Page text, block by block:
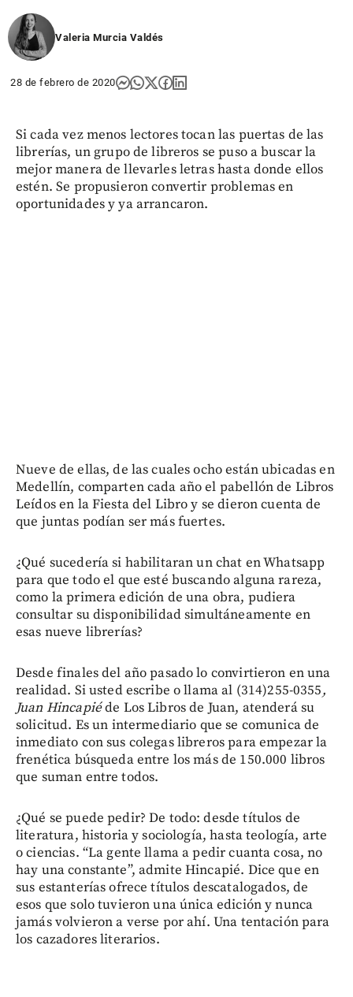
Valeria Murcia Valdés
28 de febrero de 2020
Si cada vez menos lectores tocan las puertas de las
librerías, un grupo de libreros se puso a buscar la
mejor manera de llevarles letras hasta donde ellos
estén. Se propusieron convertir problemas en
oportunidades y ya arrancaron.
Nueve de ellas, de las cuales ocho están ubicadas en
Medellín, comparten cada año el pabellón de Libros
Leídos en la Fiesta del Libro y se dieron cuenta de
que juntas podían ser más fuertes.
¿Qué sucedería si habilitaran un chat en Whatsapp
para que todo el que esté buscando alguna rareza,
como la primera edición de una obra, pudiera
consultar su disponibilidad simultáneamente en
esas nueve librerías?
Desde finales del año pasado lo convirtieron en una
realidad. Si usted escribe o llama al (314)255-0355,
Juan Hincapiéde Los Libros de Juan, atenderá su
solicitud. Es un intermediario que se comunica de
inmediato con sus colegas libreros para empezar la
frenética búsqueda entre los más de 150.000 libros
que suman entre todos.
¿Qué se puede pedir? De todo: desde títulos de
literatura, historia y sociología, hasta teología, arte
o ciencias. “La gente llama a pedir cuanta cosa, no
hay una constante”, admite Hincapié. Dice que en
sus estanterías ofrece títulos descatalogados, de
esos que solo tuvieron una única edición y nunca
jamás volvieron a verse por ahí. Una tentación para
los cazadores literarios.